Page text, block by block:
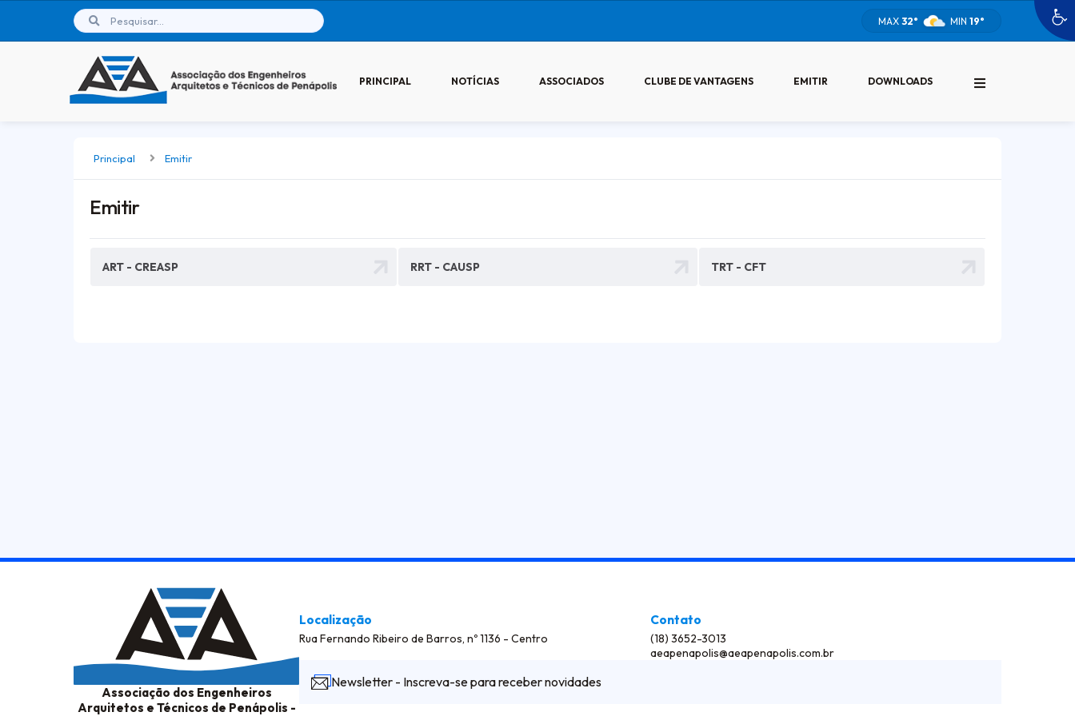
MAX 32° MIN 19°
PRINCIPAL NOTÍCIAS ASSOCIADOS CLUBE DE VANTAGENS EMITIR DOWNLOADS
Principal Emitir
Emitir
ART - CREASP RRT - CAUSP TRT - CFT
Associação dos Engenheiros
Arquitetos e Técnicos de Penápolis -
Localização
Rua Fernando Ribeiro de Barros, nº 1136 - Centro
Contato
(18) 3652-3013
aeapenapolis@aeapenapolis.com.br
Newsletter - Inscreva-se para receber novidades